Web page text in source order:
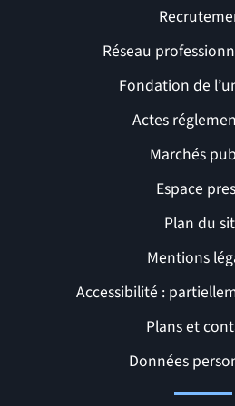
Liens et pages
Réseau
Fondation de
Actes
Marchés
Espace
Plan du
Mentions
Accessibilité :
Plans et
Données